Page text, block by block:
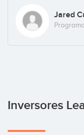
Jared
Inversores